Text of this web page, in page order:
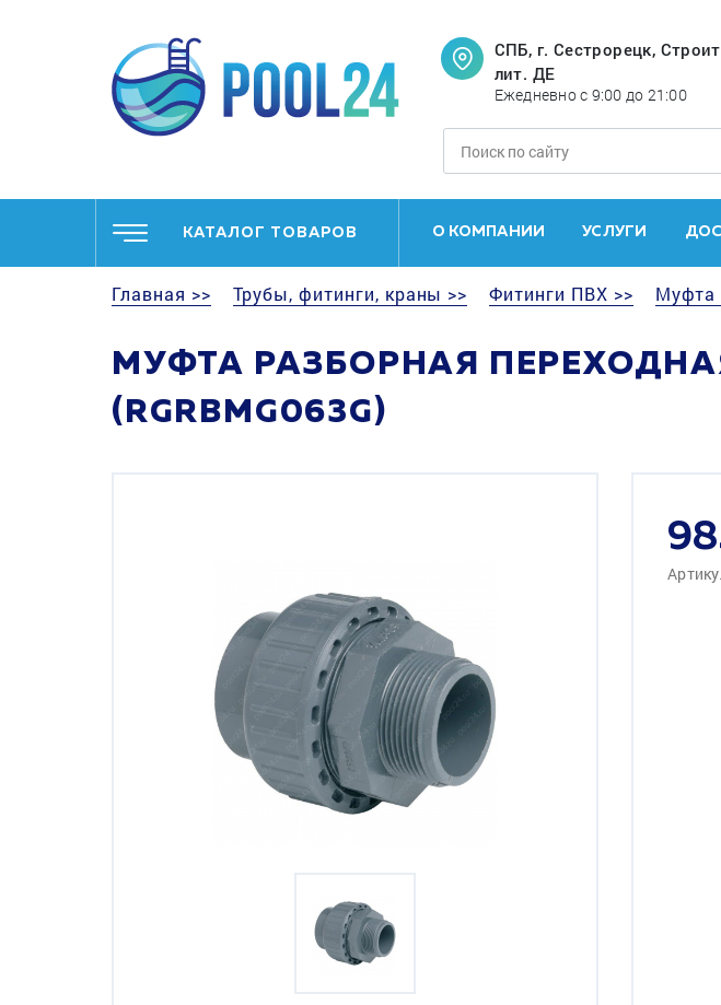
СПБ, г. Сестрорецк,
лит. ДЕ
Ежедневно с 9:00 до 21:00
КАТАЛОГ ТОВАРОВ О КОМПАНИИ УСЛУГИ
Главная >> Трубы, фитинги, краны >> Фитинги ПВХ >> Муфта
МУФТА РАЗБОРНАЯ ПЕРЕХОДНАЯ
(RGRBMG063G)